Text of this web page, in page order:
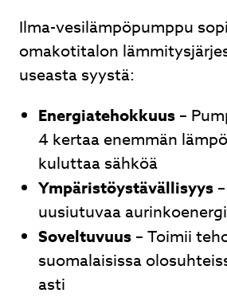
Ilma-vesilämpöpumppu
omakotitalon
useasta syystä:
Energiatehokkuus –
4 kertaa enemmän
kuluttaa sähköä
Ympäristöystävällisyys
uusiutuvaa
Soveltuvuus – Toimii
suomalaisissa
asti